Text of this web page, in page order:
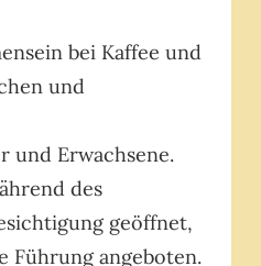
bei Kaffee und
und
und Erwachsene.
des
geöffnet,
Führung angeboten.